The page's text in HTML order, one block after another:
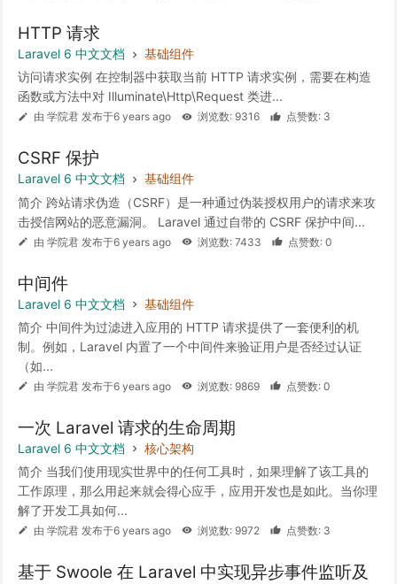
HTTP 请求
Laravel 6 中文文档
基础组件
访问请求实例 在控制器中获取当前 HTTP 请求实例，需要在构造
函数或方法中对 Illuminate\Http\Request 类进...
由 学院君 发布于6 years ago 浏览数: 9316 点赞数: 3
CSRF 保护
Laravel 6 中文文档
基础组件
简介 跨站请求伪造（CSRF）是一种通过伪装授权用户的请求来攻
击授信网站的恶意漏洞。 Laravel 通过自带的 CSRF 保护中间...
由 学院君 发布于6 years ago 浏览数: 7433 点赞数: 0
中间件
Laravel 6 中文文档
基础组件
简介 中间件为过滤进入应用的 HTTP 请求提供了一套便利的机
制。例如，Laravel 内置了一个中间件来验证用户是否经过认证
（如...
由 学院君 发布于6 years ago 浏览数: 9869 点赞数: 0
一次 Laravel 请求的生命周期
Laravel 6 中文文档
核心架构
简介 当我们使用现实世界中的任何工具时，如果理解了该工具的
工作原理，那么用起来就会得心应手，应用开发也是如此。当你理
解了开发工具如何...
由 学院君 发布于6 years ago 浏览数: 9972 点赞数: 3
基于 Swoole 在 Laravel 中实现异步事件监听及